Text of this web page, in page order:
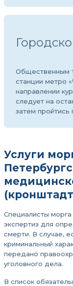
Общественным
станции метро
направлении
следует на
затем
Услуги
Специалисты
экспертиз для
смерти. В случае,
криминальный
передано
уголовного дела.
В список